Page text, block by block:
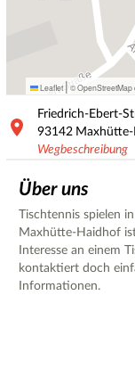
Leaflet | © OpenStreetMap
Friedrich-Ebert-
93142
Wegbeschreibung
Über uns
Tischtennis spielen
Maxhütte-Haidhof
Interesse an einem
kontaktiert doch
Informationen.